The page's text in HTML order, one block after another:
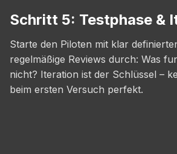
Schritt 5: Testphase &
Starte den Piloten mit klar
regelmäßige Reviews durch: Was
nicht? Iteration ist der Schlüssel –
beim ersten Versuch perfekt.